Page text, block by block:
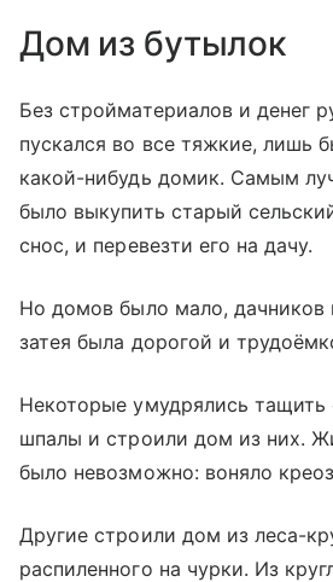
Дом из бутылок
Без стройматериалов и денег
пускался во все тяжкие, лишь
какой-нибудь домик. Самым
было выкупить старый
снос, и перевезти его на дачу.
Но домов было мало, дачников
затея была дорогой и
Некоторые умудрялись
шпалы и строили дом из них.
было невозможно: воняло
Другие строили дом из леса-
распиленного на чурки. Из